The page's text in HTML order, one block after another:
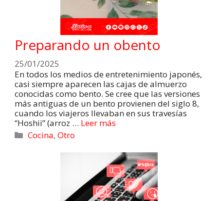
Preparando un obento
25/01/2025
En todos los medios de entretenimiento japonés,
casi siempre aparecen las cajas de almuerzo
conocidas como bento. Se cree que las versiones
más antiguas de un bento provienen del siglo 8,
cuando los viajeros llevaban en sus travesías
“Hoshii” (arroz … Leer más
Cocina,Otro